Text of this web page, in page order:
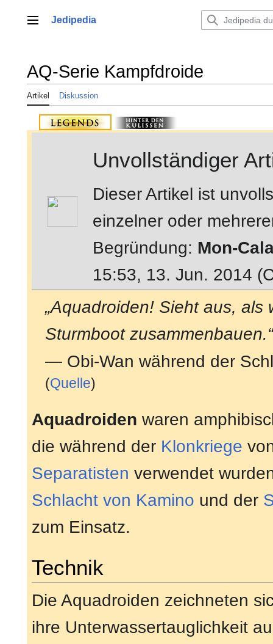
springenHauptmenü
Jedipedia
AQ-Serie Kampfdroide
Artikel Diskussion
Unvollständiger
Dieser Artikel ist
einzelner oder
Begründung: Mon-
15:53, 13. Jun. 2014
„Aquadroiden! Sieht aus, als
Sturmboot zusammenbauen.“
— Obi-Wan während der
(Quelle)
Aquadroiden waren
die während der Klonkriege
Separatisten verwendet
Schlacht von Kamino und der
zum Einsatz.
Technik
Die Aquadroiden zeichneten
ihre Unterwassertauglichkeit